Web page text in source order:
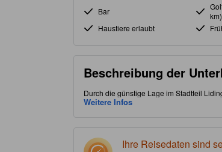
Bar
km)
Haustiere erlaubt
Beschreibung der
Durch die günstige Lage im Stadtteil
Speisemöglichkeiten. Diese 4.0-Sterne-
Weitere Infos
Ihre Reisedaten sind